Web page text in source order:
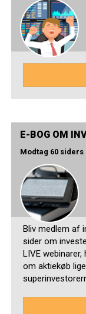
E-BOG OM
Modtag 60
Bliv medlem af
sider om
LIVE
om aktiekøb